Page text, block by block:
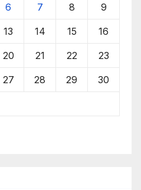
6 7 8 9
13 14 15 16
20 21 22 23
27 28 29 30